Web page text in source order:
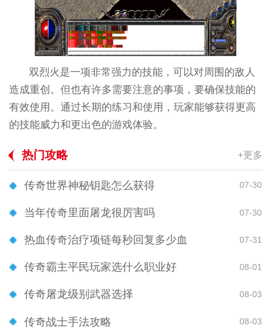
双烈火是一项非常强力的技能，可以对周围的敌人
造成重创。但也有许多需要注意的事项，要确保技能的
有效使用。通过长期的练习和使用，玩家能够获得更高
的技能威力和更出色的游戏体验。
热门攻略 +更多
传奇世界神秘钥匙怎么获得 07-30
当年传奇里面屠龙很厉害吗 07-30
热血传奇治疗项链每秒回复多少血 07-31
传奇霸主平民玩家选什么职业好 08-01
传奇屠龙级别武器选择 08-03
传奇战士手法攻略 08-03